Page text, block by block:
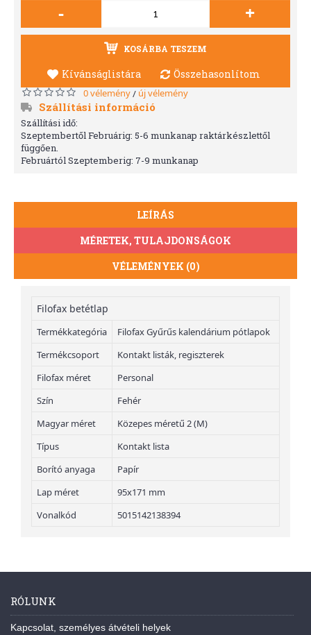
- +
KOSÁRBA TESZEM
Kívánságlistára Összehasonlítom
0 vélemény/ új vélemény
Szállítási információ
Szállítási idő:
Szeptembertől Februárig: 5-6 munkanap raktárkészlettől
függően.
Februártól Szeptemberig: 7-9 munkanap
LEÍRÁS
MÉRETEK, TULAJDONSÁGOK
VÉLEMÉNYEK (0)
Filofax betétlap
Termékkategória
Filofax Gyűrűs kalendárium pótlapok
Termékcsoport
Kontakt listák, regiszterek
Filofax méret
Personal
Szín
Fehér
Magyar méret
Közepes méretű 2 (M)
Típus
Kontakt lista
Borító anyaga
Papír
Lap méret
95x171 mm
Vonalkód
5015142138394
RÓLUNK
Kapcsolat, személyes átvételi helyek